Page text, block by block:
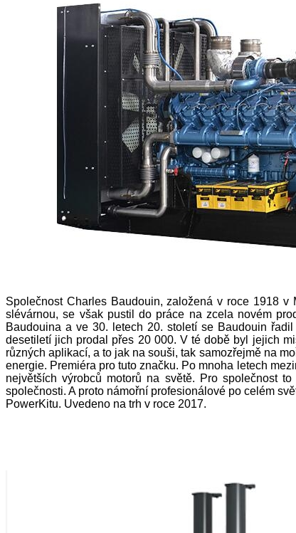
Společnost Charles Baudouin, založená v roce 1918
slévárnou, se však pustil do práce na zcela novém
Baudouina a ve 30. letech 20. století se Baudouin
desetiletí jich prodal přes 20 000. V té době byl jejich
různých aplikací, a to jak na souši, tak samozřejmě na
energie. Premiéra pro tuto značku. Po mnoha letech
největších výrobců motorů na světě. Pro společnost
společnosti. A proto námořní profesionálové po celém
PowerKitu. Uvedeno na trh v roce 2017.